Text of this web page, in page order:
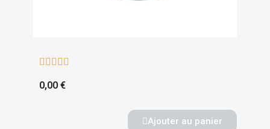
    
0,00 €
Ajouter au panier